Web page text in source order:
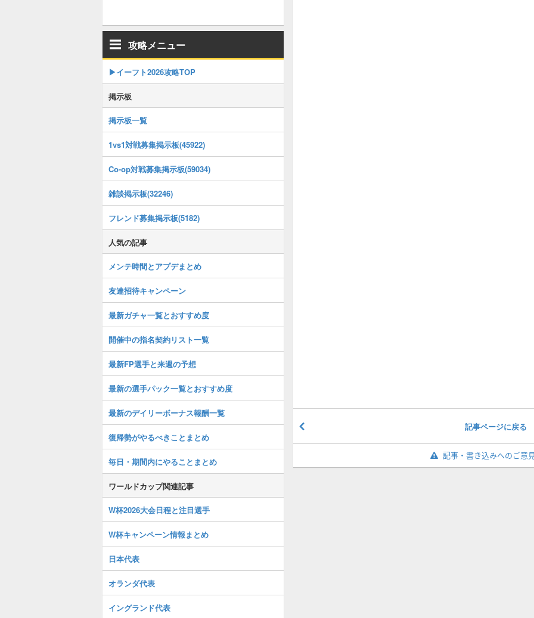
記事ページに戻る
記事・書き込みへのご意
攻略メニュー
▶イーフト2026攻略TOP
掲示板
掲示板一覧
1vs1対戦募集掲示板(45922)
Co-op対戦募集掲示板(59034)
雑談掲示板(32246)
フレンド募集掲示板(5182)
人気の記事
メンテ時間とアプデまとめ
友達招待キャンペーン
最新ガチャ一覧とおすすめ度
開催中の指名契約リスト一覧
最新FP選手と来週の予想
最新の選手パック一覧とおすすめ度
最新のデイリーボーナス報酬一覧
復帰勢がやるべきことまとめ
毎日・期間内にやることまとめ
ワールドカップ関連記事
W杯2026大会日程と注目選手
W杯キャンペーン情報まとめ
日本代表
オランダ代表
イングランド代表